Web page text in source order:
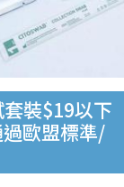
套裝$19以下
歐盟標準/